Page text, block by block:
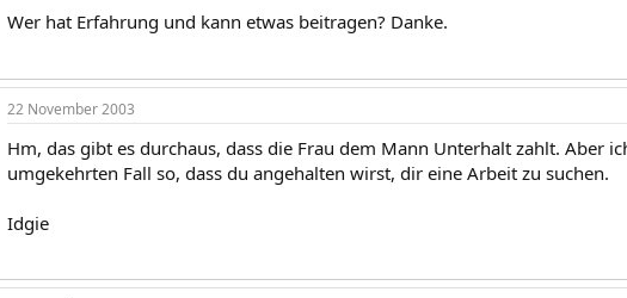
Wer hat Erfahrung und kann etwas beitragen? Danke.
22 November 2003
Hm, das gibt es durchaus, dass die Frau dem Mann Unterhalt zahlt. Aber
umgekehrten Fall so, dass du angehalten wirst, dir eine Arbeit zu suchen.
Idgie